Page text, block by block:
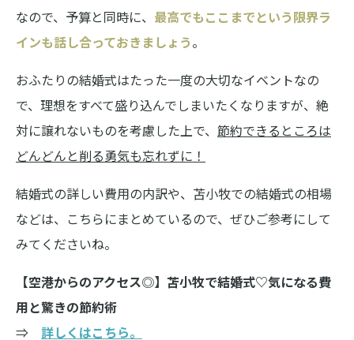
なので、予算と同時に、 最高でもここまでという限界ラ
インも話し合っておきましょう。
おふたりの結婚式はたった一度の大切なイベントなの
で、理想をすべて盛り込んでしまいたくなりますが、絶
対に譲れないものを考慮した上で、 節約できるところは
どんどんと削る勇気も忘れずに！
結婚式の詳しい費用の内訳や、苫小牧での結婚式の相場
などは、こちらにまとめているので、ぜひご参考にして
みてくださいね。
【空港からのアクセス◎】苫小牧で結婚式♡気になる費
用と驚きの節約術
⇒ 詳しくはこちら。